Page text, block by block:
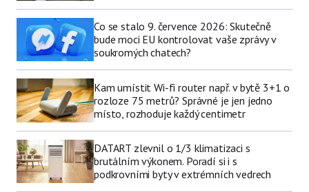
Co se stalo 9. července 2026: Skutečně
bude moci EU kontrolovat vaše zprávy v
soukromých chatech?
Kam umístit Wi-fi router např. v bytě 3+1 o
rozloze 75 metrů? Správné je jen jedno
místo, rozhoduje každý centimetr
DATART zlevnil o 1/3 klimatizaci s
brutálním výkonem. Poradí si i s
podkrovními byty v extrémních vedrech